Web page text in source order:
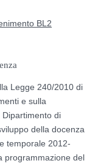
BL2
Legge 240/2010 di
e sulla
di
della docenza
temporale 2012-
programmazione del